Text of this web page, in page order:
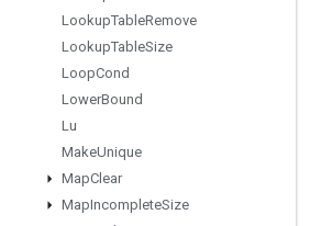
LookupTableRemove
LookupTableSize
LoopCond
LowerBound
Lu
MakeUnique
MapClear
MapIncompleteSize